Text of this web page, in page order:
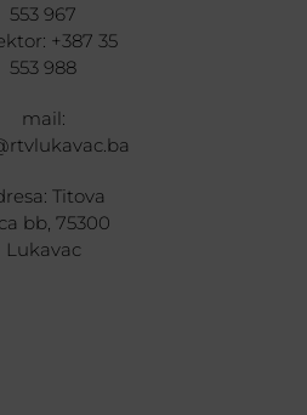
553 967
+387 35
553 988
mail:
Titova
bb, 75300
Lukavac